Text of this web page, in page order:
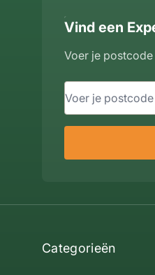
Vind een
Voer je
Categorieën